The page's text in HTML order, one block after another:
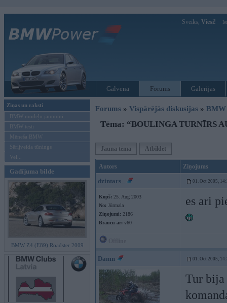
Sveiks, Viesi!
Galvenā Forums Galerijas
Ziņas un raksti
BMW modeļu jaunumi
BMW testi
Mēneša BMW
Sērijveida tūnings
Vel...
Gadījuma bilde
BMW Z4 (E89) Roadster 2009
Forums » Vispārējās diskusijas »
Tēma: “BOULINGA TURNĪRS
Jauna tēma Atbildēt
Autors Ziņojums
dzintars_ 01. Oct 2005,
Kopš: 25. Aug 2003
No: Jūrmala
Ziņojumi: 2186
Braucu ar: v60
es ari
Damn 01. Oct 2005,
Tur bija